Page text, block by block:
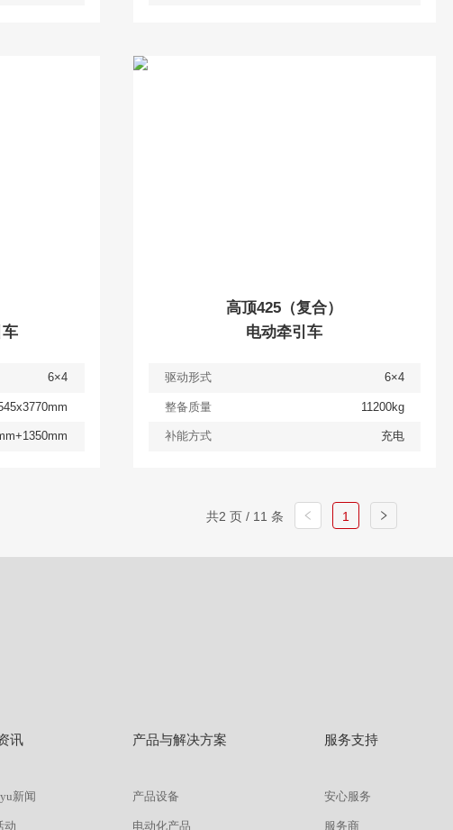
6×4
高顶425（复合）
电动牵引车
驱动形式 6×4
整备质量 11200kg
补能方式 充电
查看 详情 获取报价
共2 页 / 11 条 1
讯
新闻
动
产品与解决方案
产品设备
电动化产品
服务支持
安心服务
服务商